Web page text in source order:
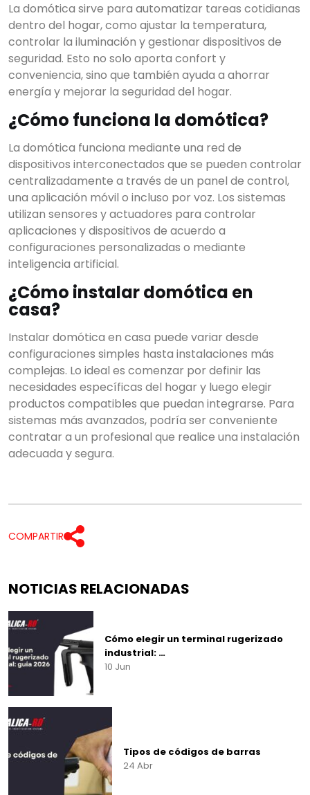
La domótica sirve para automatizar tareas cotidianas
dentro del hogar, como ajustar la temperatura,
controlar la iluminación y gestionar dispositivos de
seguridad. Esto no solo aporta confort y
conveniencia, sino que también ayuda a ahorrar
energía y mejorar la seguridad del hogar.
¿Cómo funciona la domótica?
La domótica funciona mediante una red de
dispositivos interconectados que se pueden controlar
centralizadamente a través de un panel de control,
una aplicación móvil o incluso por voz. Los sistemas
utilizan sensores y actuadores para controlar
aplicaciones y dispositivos de acuerdo a
configuraciones personalizadas o mediante
inteligencia artificial.
¿Cómo instalar domótica en
casa?
Instalar domótica en casa puede variar desde
configuraciones simples hasta instalaciones más
complejas. Lo ideal es comenzar por definir las
necesidades específicas del hogar y luego elegir
productos compatibles que puedan integrarse. Para
sistemas más avanzados, podría ser conveniente
contratar a un profesional que realice una instalación
adecuada y segura.
COMPARTIR
NOTICIAS RELACIONADAS
Cómo elegir un terminal rugerizado
industrial: …
10 Jun
Tipos de códigos de barras
24 Abr